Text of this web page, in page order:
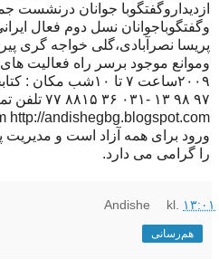
وگفتگوباجوانان نسل دوم فعال
پریسا نصرآبادی،گلی خواجه گری
۹۷ ۹۸ ۱۳ -۰۳۱ ۳۶ ۸۸۱۵
ورود برای همه آزاد است و مدیریت
را گرامی می دارد.
Andishe kl. ۱۳:۰۱
هم‌رسانی